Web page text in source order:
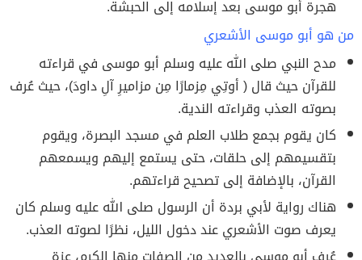
هجرة أبو موسى بعد إسلامه إلى الحبشة.
من هو أبو موسى الأشعري
مدح النبي صلى الله عليه وسلم أبو موسى في قراءته
للقرآن حيث قال ( أوتِي مِزمارًا مِن مزاميرِ آلِ داودَ)، حيث عُرف
بصوته العذب وقراءته الندية.
كان يقوم بجمع طلاب العلم في مسجد البصرة، ويقوم
بتقسيمهم إلى حلقات، حتى يستمع إليهم ويسمعهم
القرآن، بالإضافة إلى تصحيح قراءتهم.
هناك رواية لأبي بردة أن الرسول صلى الله عليه وسلم كان
يعرف صوت الأشعري عند دخول الليل، نظرًا لصوته العذب.